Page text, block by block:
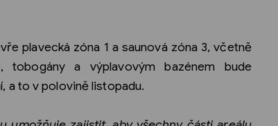
plavecká zóna 1 a saunová zóna 3, včetně
tobogány a výplavovým bazénem bude
a to v polovině listopadu.